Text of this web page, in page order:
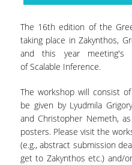
ΕΙΔΙΚΟ
(Ε.Τ.Ε.Π)
ΔΙΟΙΚΗΤΙΚΟ
ΕΠΙΤΙΜΟΙ
ΜΗΤΡΩΑ
The 16th edition of the
taking place in Zakynthos,
and this year
of Scalable Inference.
The workshop will consist
be given by Lyudmila
and Christopher Nemeth,
posters. Please visit the
(e.g., abstract submission
get to Zakynthos etc.) and/